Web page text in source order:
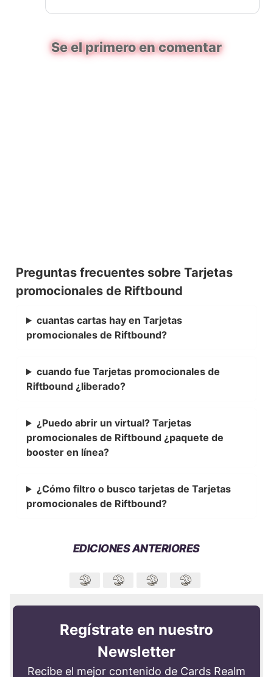
Se el primero en comentar
Preguntas frecuentes sobre Tarjetas
promocionales de Riftbound
cuantas cartas hay en Tarjetas
promocionales de Riftbound?
cuando fue Tarjetas promocionales de
Riftbound ¿liberado?
¿Puedo abrir un virtual? Tarjetas
promocionales de Riftbound ¿paquete de
booster en línea?
¿Cómo filtro o busco tarjetas de Tarjetas
promocionales de Riftbound?
EDICIONES ANTERIORES
Regístrate en nuestro
Newsletter
Recibe el mejor contenido de Cards Realm